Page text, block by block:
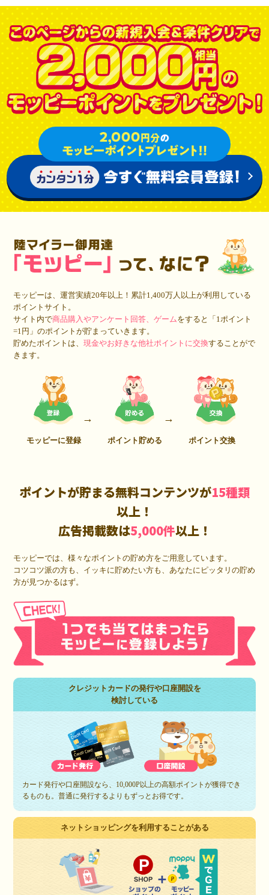
モッピーは、運営実績20年以上！累計1,400万人以上が利用している
ポイントサイト。
サイト内で商品購入やアンケート回答、ゲームをすると「1ポイント
=1円」のポイントが貯まっていきます。
貯めたポイントは、現金やお好きな他社ポイントに交換することがで
きます。
モッピーに登録 ポイント貯める ポイント交換
ポイントが貯まる無料コンテンツが15種類
以上！
広告掲載数は5,000件以上！
モッピーでは、様々なポイントの貯め方をご用意しています。
コツコツ派の方も、イッキに貯めたい方も、あなたにピッタリの貯め
方が見つかるはず。
クレジットカードの発行や口座開設を
検討している
カード発行や口座開設なら、10,000P以上の高額ポイントが獲得でき
るものも。普通に発行するよりもずっとお得です。
ネットショッピングを利用することがある